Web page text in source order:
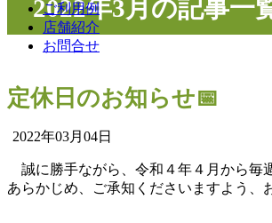
ご利用例
店舗紹介
お問合せ
2022年3月の記事一
定休日のお知らせ📅
2022年03月04日
誠に勝手ながら、令和４年４月から毎
あらかじめ、ご承知くださいますよう、